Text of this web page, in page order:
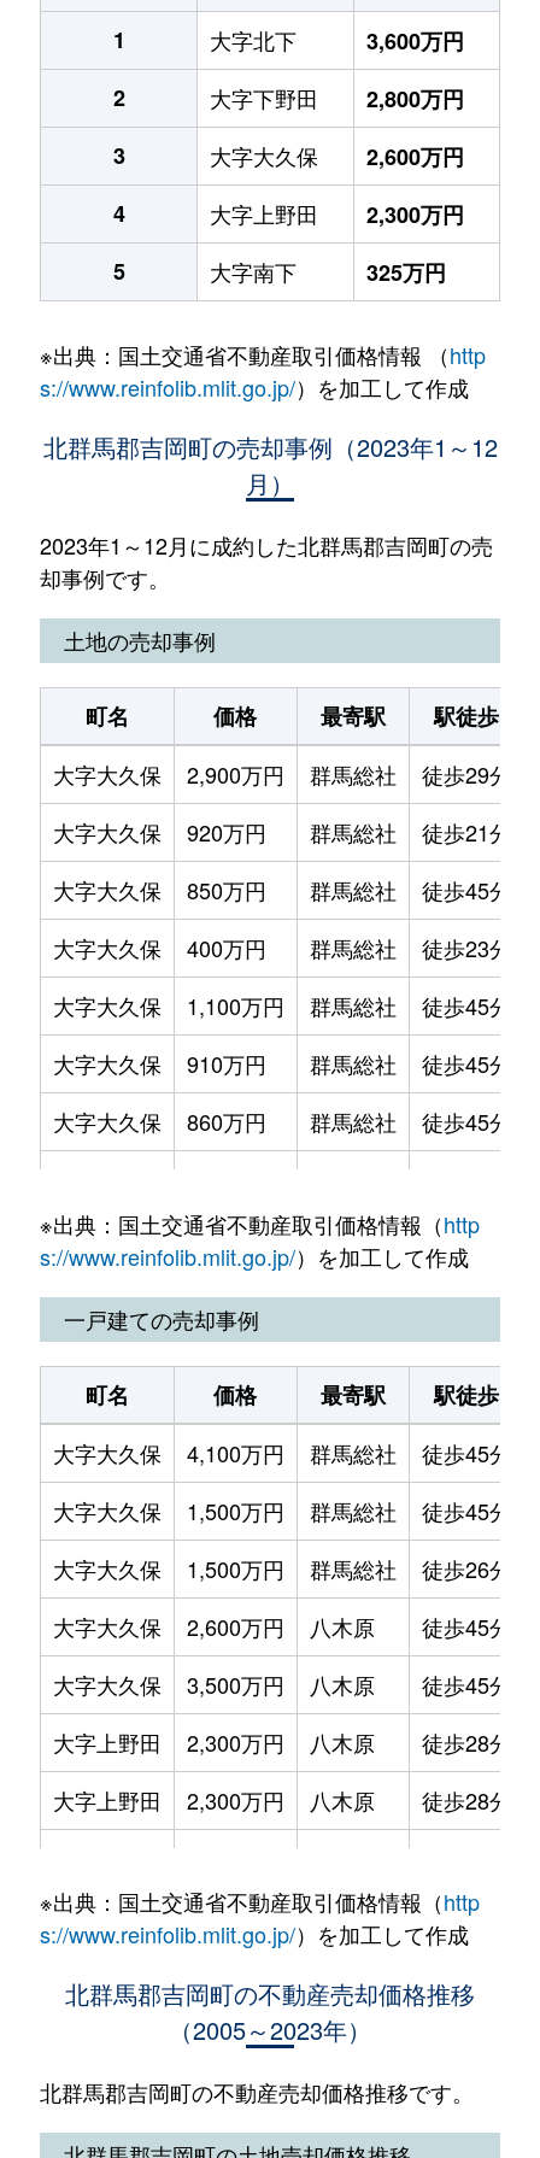
1
大字北下
3,600万円
2
大字下野田
2,800万円
3
大字大久保
2,600万円
4
大字上野田
2,300万円
5
大字南下 325万円
※出典：国土交通省不動産取引価格情報 （http
s://www.reinfolib.mlit.go.jp/）を加工して作成
北群馬郡吉岡町の売却事例（2023年1～12
月）
2023年1～12月に成約した北群馬郡吉岡町の売
却事例です。
土地の売却事例
町名 価格 最寄駅 駅徒歩
大字大久保
2,900万円 群馬総社 徒歩29分
大字大久保
920万円 群馬総社 徒歩21分
大字大久保
850万円 群馬総社 徒歩45分
大字大久保
400万円 群馬総社 徒歩23分
大字大久保
1,100万円 群馬総社 徒歩45分
大字大久保
910万円 群馬総社 徒歩45分
大字大久保
860万円 群馬総社 徒歩45分
大字大久保
900万円 八木原 徒歩45分
大字大久保
1,000万円 八木原 徒歩45分
大字小倉
2,000万円 八木原 徒歩45分
大字上野田
810万円 八木原 徒歩45分
大字北下
6万円 八木原 徒歩45分
大字北下
510万円 八木原 徒歩45分
大字北下
130万円 八木原 徒歩45分
大字北下
30万円 八木原 徒歩45分
大字北下
840万円 八木原 徒歩45分
大字南下
930万円 八木原 徒歩45分
※出典：国土交通省不動産取引価格情報（http
s://www.reinfolib.mlit.go.jp/）を加工して作成
一戸建ての売却事例
町名 価格 最寄駅 駅徒歩
大字大久保
4,100万円 群馬総社 徒歩45分
大字大久保
1,500万円 群馬総社 徒歩45分
大字大久保
1,500万円 群馬総社 徒歩26分
大字大久保
2,600万円 八木原 徒歩45分
大字大久保
3,500万円 八木原 徒歩45分
大字上野田
2,300万円 八木原 徒歩28分
大字上野田
2,300万円 八木原 徒歩28分
大字北下
4,300万円 八木原 徒歩45分
2,000万円 八木原
大字南下
600万円 八木原 徒歩45分
大字南下
50万円 八木原
※出典：国土交通省不動産取引価格情報（http
s://www.reinfolib.mlit.go.jp/）を加工して作成
北群馬郡吉岡町の不動産売却価格推移
（2005～2023年）
北群馬郡吉岡町の不動産売却価格推移です。